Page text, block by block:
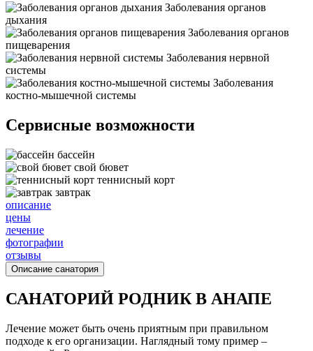
Заболевания органов
дыхания
Заболевания органов
пищеварения
Заболевания нервной
системы
Заболевания
костно-мышечной системы
Сервисные возможности
бассейн
свой бювет
теннисный корт
завтрак
описание
цены
лечение
фотографии
отзывы
Описание санатория
САНАТОРИЙ РОДНИК В АНАПЕ
Лечение может быть очень приятным при правильном
подходе к его организации. Наглядный тому пример –